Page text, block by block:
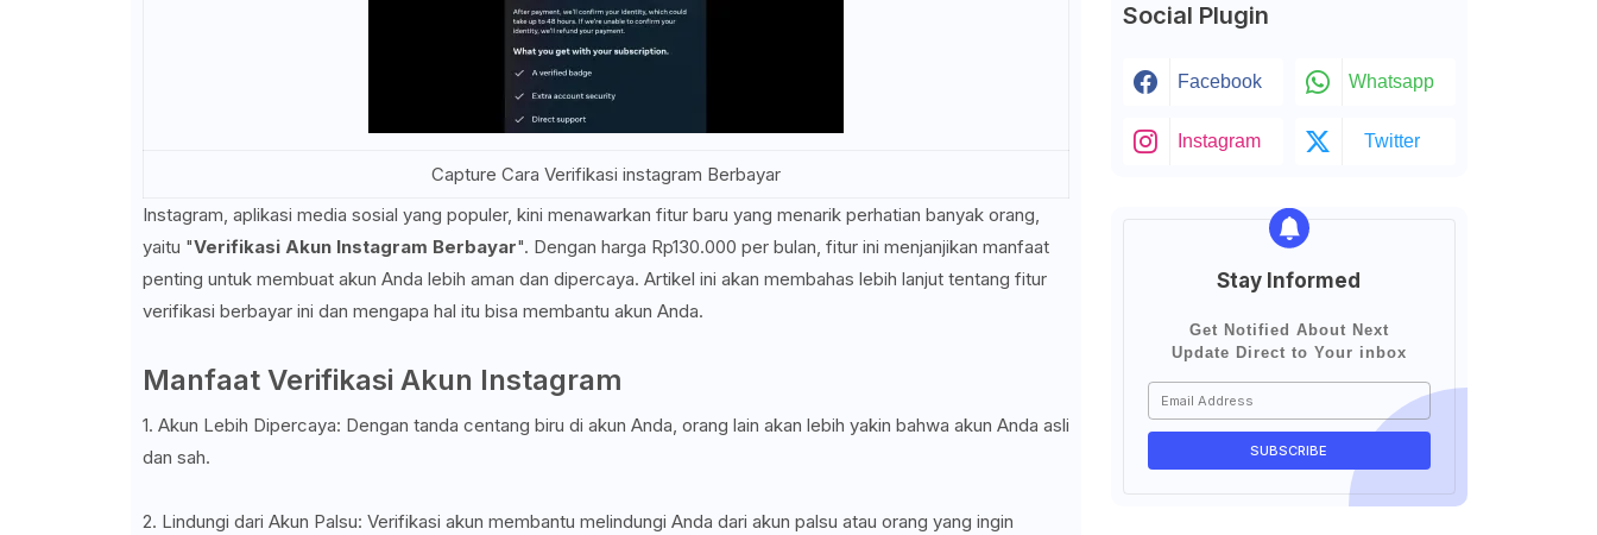
Capture Cara Verifikasi instagram Berbayar
Instagram, aplikasi media sosial yang populer, kini menawarkan fitur baru yang menarik perhatian banyak orang,
yaitu "Verifikasi Akun Instagram Berbayar". Dengan harga Rp130.000 per bulan, fitur ini menjanjikan manfaat
penting untuk membuat akun Anda lebih aman dan dipercaya. Artikel ini akan membahas lebih lanjut tentang fitur
verifikasi berbayar ini dan mengapa hal itu bisa membantu akun Anda.
Manfaat Verifikasi Akun Instagram
1. Akun Lebih Dipercaya: Dengan tanda centang biru di akun Anda, orang lain akan lebih yakin bahwa akun Anda asli
dan sah.
2. Lindungi dari Akun Palsu: Verifikasi akun membantu melindungi Anda dari akun palsu atau orang yang ingin
Social Plugin
Facebook Whatsapp
Instagram Twitter
Stay Informed
Get Notified About Next
Update Direct to Your inbox